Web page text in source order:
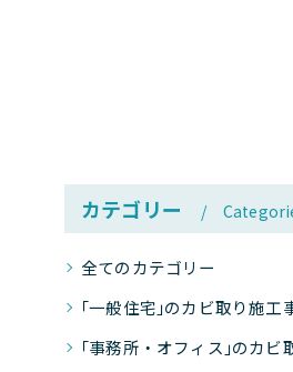
カテゴリー
全てのカテゴリー
｢一般住宅｣のカビ取り施工
｢事務所・オフィス｣のカビ